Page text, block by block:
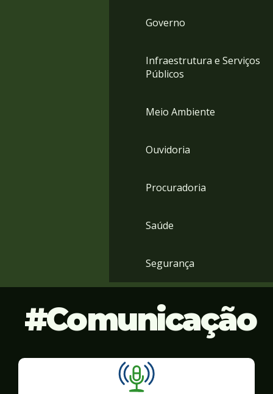
Governo
Infraestrutura e Serviços
Públicos
Meio Ambiente
Ouvidoria
Procuradoria
Saúde
Segurança
Comunicação